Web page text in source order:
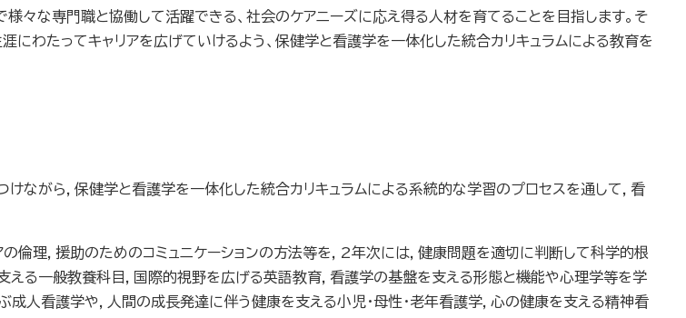
々な専門職と協働して活躍できる、社会のケアニーズに応え得る人材を育てることを目指します。そ
わたってキャリアを広げていけるよう、保健学と看護学を一体化した統合カリキュラムによる教育を
がら，保健学と看護学を一体化した統合カリキュラムによる系統的な学習のプロセスを通して，看
倫理，援助のためのコミュニケーションの方法等を，2年次には，健康問題を適切に判断して科学的根
る一般教養科目，国際的視野を広げる英語教育，看護学の基盤を支える形態と機能や心理学等を学
人看護学や，人間の成長発達に伴う健康を支える小児・母性・老年看護学，心の健康を支える精神看